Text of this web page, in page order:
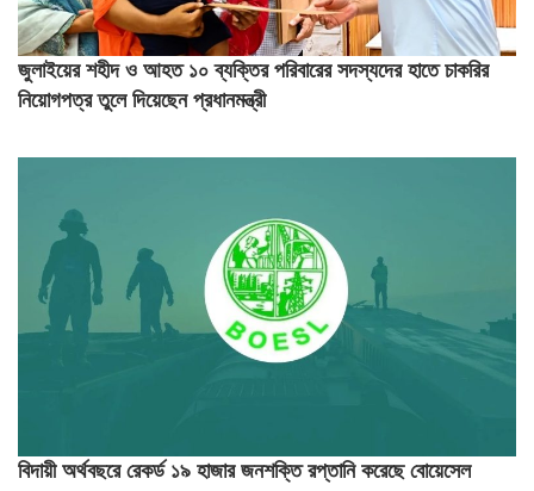
জুলাইয়ের শহীদ ও আহত ১০ ব্যক্তির পরিবারের সদস্যদের হাতে চাকরির
নিয়োগপত্র তুলে দিয়েছেন প্রধানমন্ত্রী
বিদায়ী অর্থবছরে রেকর্ড ১৯ হাজার জনশক্তি রপ্তানি করেছে বোয়েসেল